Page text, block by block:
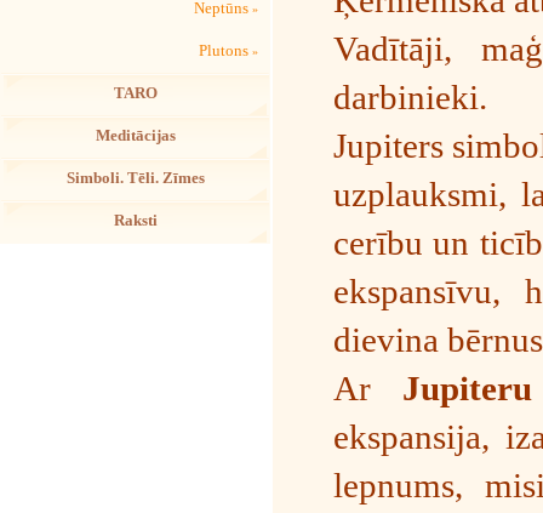
Neptūns »
Plutons »
TARO
Meditācijas
Simboli. Tēli. Zīmes
Raksti
Vadītāji,
darbinieki.
Jupiters
uzplauksmi,
cerību un
ekspansīvu,
dievina
Ar Jupiteru
ekspansija,
lepnums,